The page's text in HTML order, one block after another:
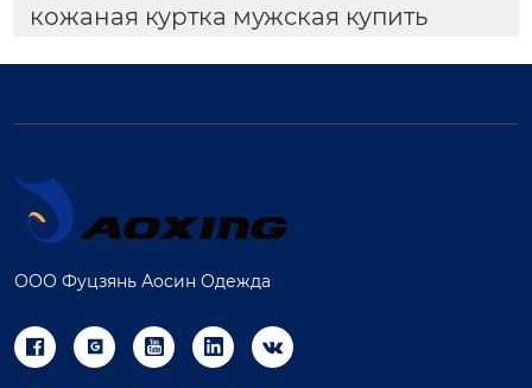
кожаная куртка мужская купить
ООО Фуцзянь Аосин Одежда
    